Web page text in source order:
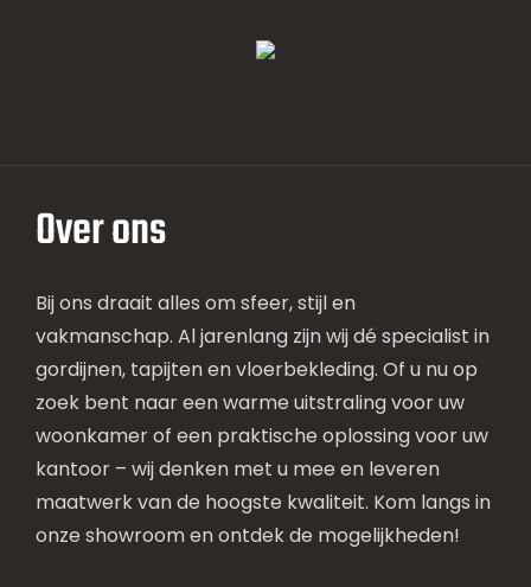
Over ons
Bij ons draait alles om sfeer, stijl en
vakmanschap. Al jarenlang zijn wij dé specialist in
gordijnen, tapijten en vloerbekleding. Of u nu op
zoek bent naar een warme uitstraling voor uw
woonkamer of een praktische oplossing voor uw
kantoor – wij denken met u mee en leveren
maatwerk van de hoogste kwaliteit. Kom langs in
onze showroom en ontdek de mogelijkheden!